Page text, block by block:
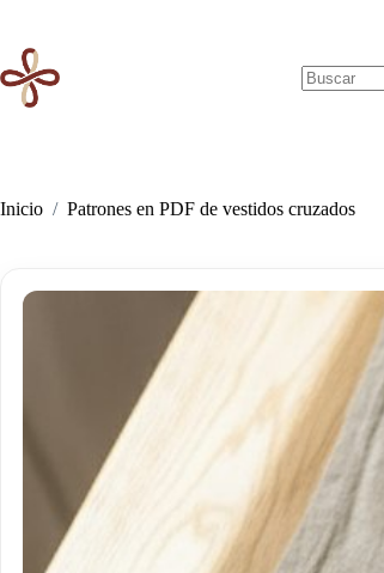
contenido
Inicio / Patrones en PDF de vestidos cruzados